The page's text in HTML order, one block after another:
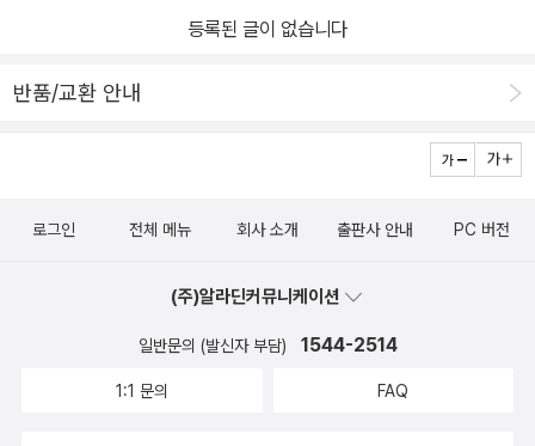
등록된 글이 없습니다
반품/교환 안내
로그인 전체 메뉴 회사 소개 출판사 안내 PC 버전
(주)알라딘커뮤니케이션
일반문의 (발신자 부담) 1544-2514
1:1 문의 FAQ